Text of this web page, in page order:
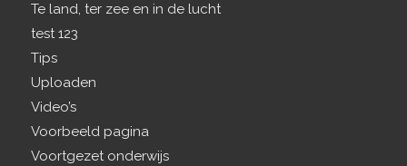
Te land, ter zee en in de lucht
test 123
Tips
Uploaden
Video’s
Voorbeeld pagina
Voortgezet onderwijs